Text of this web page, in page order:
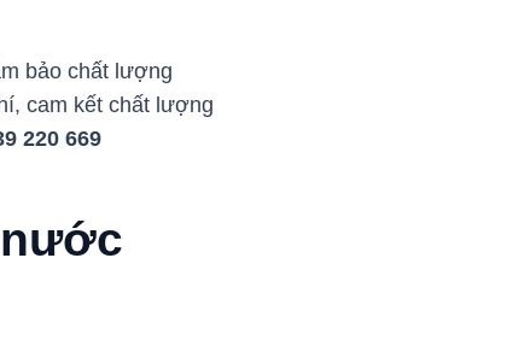
bảo chất lượng
cam kết chất lượng
220 669